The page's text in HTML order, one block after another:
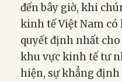
đến bây giờ, khi
kinh tế Việt Nam có
quyết định nhất
khu vực kinh tế tư
hiện, sự khẳng định